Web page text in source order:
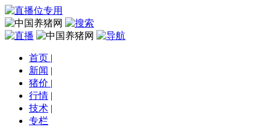
首页 |
新闻 |
猪价 |
行情 |
技术 |
专栏